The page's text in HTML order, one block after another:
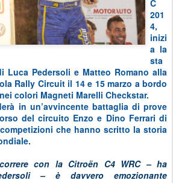
C
201
4,
inizi
a la
sta
Luca Pedersoli e Matteo Romano alla
Rally Circuit il 14 e 15 marzo a bordo
colori Magneti Marelli Checkstar.
in un’avvincente battaglia di prove
del circuito Enzo e Dino Ferrari di
che hanno scritto la storia
con la Citroën C4 WRC – ha
– è davvero emozionante